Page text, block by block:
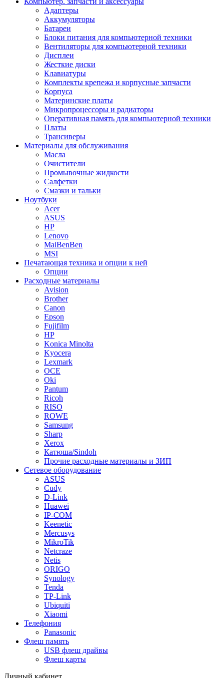
Адаптеры
Аккумуляторы
Батареи
Блоки питания для компьютерной техники
Вентиляторы для компьютерной техники
Дисплеи
Жесткие диски
Клавиатуры
Комплекты крепежа и корпусные запчасти
Корпуса
Материнские платы
Микропроцессоры и радиаторы
Оперативная память для компьютерной техники
Платы
Трансиверы
Материалы для обслуживания
Масла
Очистители
Промывочные жидкости
Салфетки
Смазки и тальки
Ноутбуки
Acer
ASUS
HP
Lenovo
MaiBenBen
MSI
Печатающая техника и опции к ней
Опции
Расходные материалы
Avision
Brother
Canon
Epson
Fujifilm
HP
Konica Minolta
Kyocera
Lexmark
OCE
Oki
Pantum
Ricoh
RISO
ROWE
Samsung
Sharp
Xerox
Катюша/Sindoh
Прочие расходные материалы и ЗИП
Сетевое оборудование
ASUS
Cudy
D-Link
Huawei
IP-COM
Keenetic
Mercusys
MikroTik
Netcraze
Netis
ORIGO
Synology
Tenda
TP-Link
Ubiquiti
Xiaomi
Телефония
Panasonic
Флеш память
USB флеш драйвы
Флеш карты
Личный кабинет